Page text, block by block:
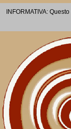
INFORMATIVA: